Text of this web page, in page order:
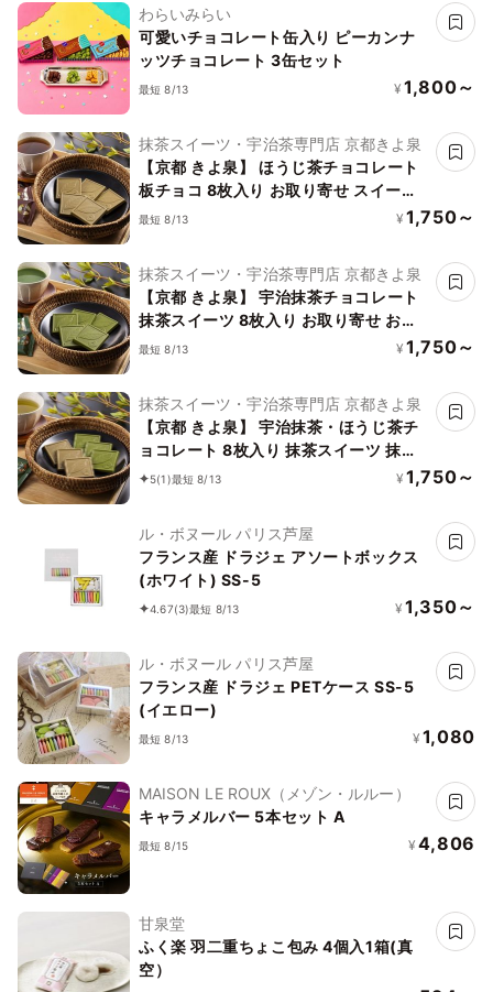
わらいみらい
可愛いチョコレート缶入り ピーカンナ
ッツチョコレート 3缶セット
最短 8/13 ¥ 1,800～
抹茶スイーツ・宇治茶専門店 京都きよ泉
【京都 きよ泉】 ほうじ茶チョコレート
板チョコ 8枚入り お取り寄せ スイーツ
お菓子
最短 8/13 ¥ 1,750～
抹茶スイーツ・宇治茶専門店 京都きよ泉
【京都 きよ泉】 宇治抹茶チョコレート
抹茶スイーツ 8枚入り お取り寄せ お菓
子 ギフト プレゼント
最短 8/13 ¥ 1,750～
抹茶スイーツ・宇治茶専門店 京都きよ泉
【京都 きよ泉】 宇治抹茶・ほうじ茶チ
ョコレート 8枚入り 抹茶スイーツ 抹茶
チョコ ギフト プレゼント お中元2026
5(1)最短 8/13 ¥ 1,750～
ル・ボヌール パリス芦屋
フランス産 ドラジェ アソートボックス
(ホワイト) SS-5
4.67(3)最短 8/13 ¥ 1,350～
ル・ボヌール パリス芦屋
フランス産 ドラジェ PETケース SS-5
(イエロー)
最短 8/13 ¥ 1,080
MAISON LE ROUX（メゾン・ルルー）
キャラメルバー 5本セット A
最短 8/15 ¥ 4,806
甘泉堂
ふく楽 羽二重ちょこ包み 4個入1箱(真
空）